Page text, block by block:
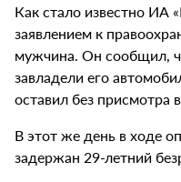
Как стало известно ИА
заявлением к
мужчина. Он сообщил,
завладели его
оставил без присмотра
В этот же день в ходе
задержан 29-летний